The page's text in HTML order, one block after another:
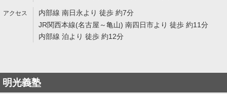
内部線 南日永より 徒歩 約7分
JR関西本線(名古屋～亀山) 南四日市より 徒歩 約11分
内部線 泊より 徒歩 約12分
明光義塾